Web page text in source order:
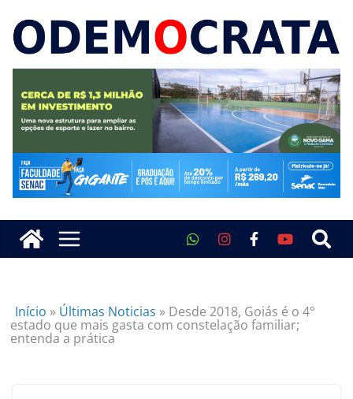
Início » Últimas Noticias » Desde 2018, Goiás é o 4°
estado que mais gasta com constelação familiar;
entenda a prática